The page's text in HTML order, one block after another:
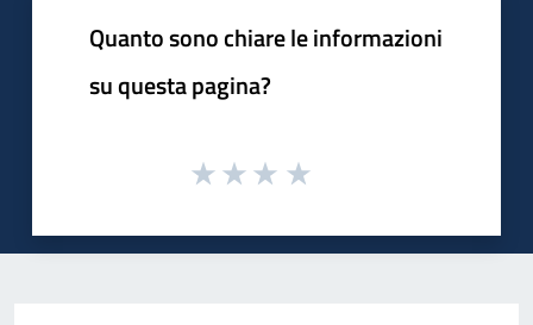
Quanto sono chiare le informazioni
su questa pagina?